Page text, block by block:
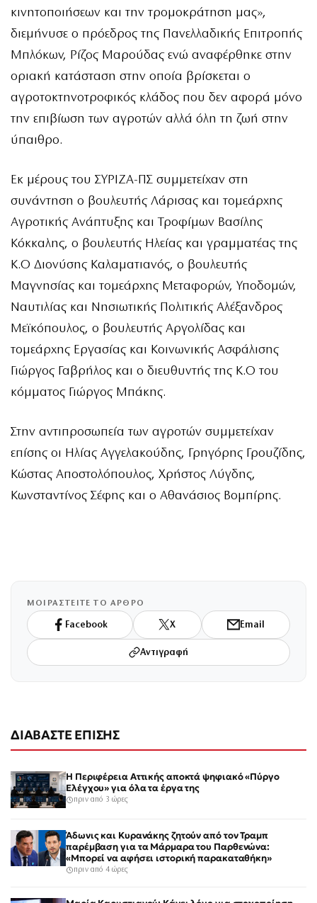
κινητοποιήσεων και την τρομοκράτηση μας»,
διεμήνυσε ο πρόεδρος της Πανελλαδικής Επιτροπής
Μπλόκων, Ρίζος Μαρούδας ενώ αναφέρθηκε στην
οριακή κατάσταση στην οποία βρίσκεται ο
αγροτοκτηνοτροφικός κλάδος που δεν αφορά μόνο
την επιβίωση των αγροτών αλλά όλη τη ζωή στην
ύπαιθρο.
Εκ μέρους του ΣΥΡΙΖΑ-ΠΣ συμμετείχαν στη
συνάντηση ο βουλευτής Λάρισας και τομεάρχης
Αγροτικής Ανάπτυξης και Τροφίμων Βασίλης
Κόκκαλης, ο βουλευτής Ηλείας και γραμματέας της
Κ.Ο Διονύσης Καλαματιανός, ο βουλευτής
Μαγνησίας και τομεάρχης Μεταφορών, Υποδομών,
Ναυτιλίας και Νησιωτικής Πολιτικής Αλέξανδρος
Μεϊκόπουλος, ο βουλευτής Αργολίδας και
τομεάρχης Εργασίας και Κοινωνικής Ασφάλισης
Γιώργος Γαβρήλος και ο διευθυντής της Κ.Ο του
κόμματος Γιώργος Μπάκης.
Στην αντιπροσωπεία των αγροτών συμμετείχαν
επίσης οι Ηλίας Αγγελακούδης, Γρηγόρης Γρουζίδης,
Κώστας Αποστολόπουλος, Χρήστος Λύγδης,
Κωνσταντίνος Σέφης και ο Αθανάσιος Βομπίρης.
ΜΟΙΡΑΣΤΕΙΤΕ ΤΟ ΑΡΘΡΟ
Facebook X Email
Αντιγραφή
ΔΙΑΒΑΣΤΕ ΕΠΙΣΗΣ
Η Περιφέρεια Αττικής αποκτά ψηφιακό «Πύργο
Ελέγχου» για όλα τα έργα της
πριν από 3 ώρες
Άδωνις και Κυρανάκης ζητούν από τον Τραμπ
παρέμβαση για τα Μάρμαρα του Παρθενώνα:
«Μπορεί να αφήσει ιστορική παρακαταθήκη»
πριν από 4 ώρες